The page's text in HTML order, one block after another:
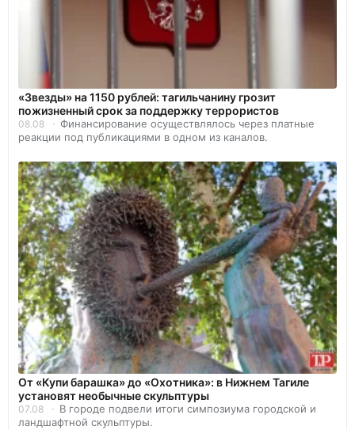
«Звезды» на 1150 рублей: тагильчанину грозит
пожизненный срок за поддержку террористов
08.08
Финансирование осуществлялось через платные
реакции под публикациями в одном из каналов.
От «Купи барашка» до «Охотника»: в Нижнем Тагиле
установят необычные скульптуры
07.08
В городе подвели итоги симпозиума городской и
ландшафтной скульптуры.